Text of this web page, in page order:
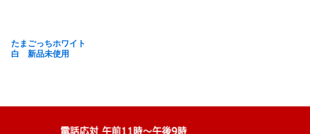
たまごっちホワイト
白 新品未使用